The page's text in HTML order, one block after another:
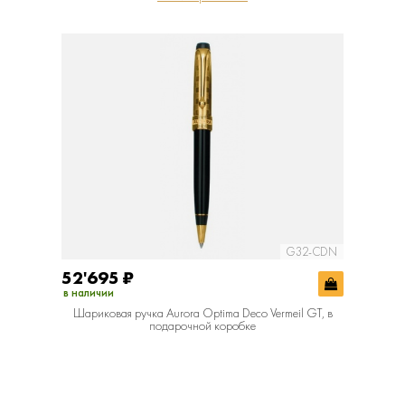
G32-CDN
52'695 ₽
в наличии
Шариковая ручка Aurora Optima Deco Vermeil GT, в
подарочной коробке